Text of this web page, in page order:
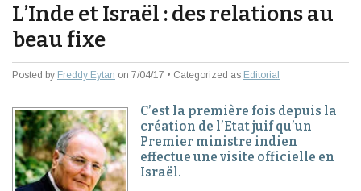
L’Inde et Israël : des relations au
beau fixe
Posted by Freddy Eytan on 7/04/17 • Categorized as Editorial
C’est la première fois depuis la
création de l’Etat juif qu’un
Premier ministre indien
effectue une visite officielle en
Israël.